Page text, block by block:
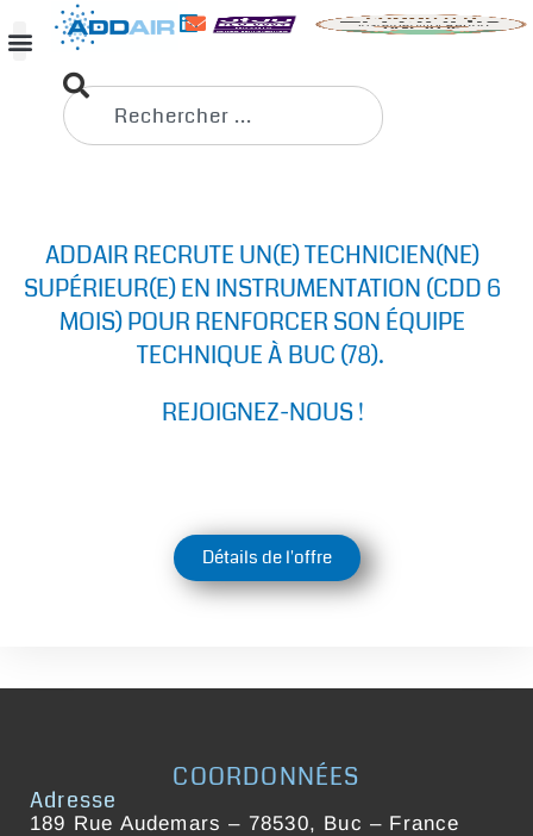
ADDAIR RECRUTE UN(E) TECHNICIEN(NE)
SUPÉRIEUR(E) EN INSTRUMENTATION (CDD 6
MOIS) POUR RENFORCER SON ÉQUIPE
TECHNIQUE À BUC (78).
REJOIGNEZ-NOUS !
Détails de l'offre
COORDONNÉES
Adresse
189 Rue Audemars – 78530, Buc – France